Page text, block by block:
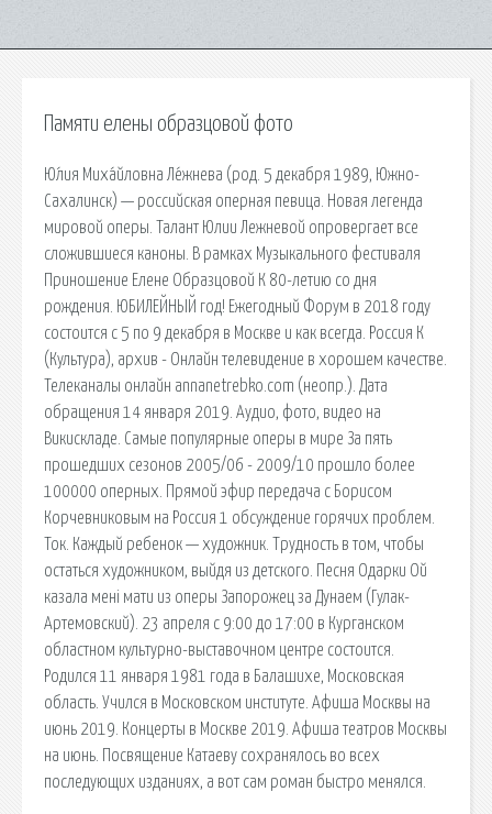
Памяти елены образцовой фото
Ю́лия Миха́йловна Ле́жнева (род. 5 декабря 1989, Южно-
Сахалинск) — российская оперная певица. Новая легенда
мировой оперы. Талант Юлии Лежневой опровергает все
сложившиеся каноны. В рамках Музыкального фестиваля
Приношение Елене Образцовой К 80-летию со дня
рождения. ЮБИЛЕЙНЫЙ год! Ежегодный Форум в 2018 году
состоится с 5 по 9 декабря в Москве и как всегда. Россия К
(Культура), архив - Онлайн телевидение в хорошем качестве.
Телеканалы онлайн annanetrebko.com (неопр.). Дата
обращения 14 января 2019. Аудио, фото, видео на
Викискладе. Самые популярные оперы в мире За пять
прошедших сезонов 2005/06 - 2009/10 прошло более
100000 оперных. Прямой эфир передача с Борисом
Корчевниковым на Россия 1 обсуждение горячих проблем.
Ток. Каждый ребенок — художник. Трудность в том, чтобы
остаться художником, выйдя из детского. Песня Одарки Ой
казала менi мати из оперы Запорожец за Дунаем (Гулак-
Артемовский). 23 апреля с 9:00 до 17:00 в Курганском
областном культурно-выставочном центре состоится.
Родился 11 января 1981 года в Балашихе, Московская
область. Учился в Московском институте. Афиша Москвы на
июнь 2019. Концерты в Москве 2019. Афиша театров Москвы
на июнь. Посвящение Катаеву сохранялось во всех
последующих изданиях, а вот сам роман быстро менялся.